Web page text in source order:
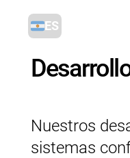
ES
Nuestros
sistemas